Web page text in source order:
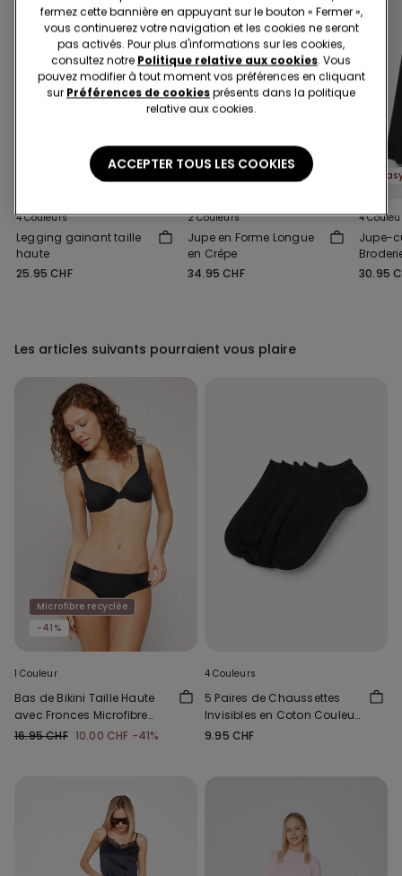
Effet sculptant
4 Couleurs
Legging gainant taille
haute
25.95 CHF
2 Couleurs
Jupe en Forme Longue
en Crêpe
34.95 CHF
4
Jupe-
30.95
Les articles suivants pourraient vous plaire
Microfibre recyclée
-41%
1 Couleur
Bas de Bikini Taille Haute
avec Fronces Microfibre
Recyclée
16.95 CHF 10.00 CHF -41%
4 Couleurs
5 Paires de Chaussettes
Invisibles en Coton Couleur
Unie Unisexe
9.95 CHF
fermez cette bannière en appuyant sur le bouton « Fermer »,
vous continuerez votre navigation et les cookies ne seront
pas activés. Pour plus d'informations sur les cookies,
consultez notre Politique relative aux cookies. Vous
pouvez modifier à tout moment vos préférences en cliquant
sur Préférences de cookiesprésents dans la politique
relative aux cookies.
ACCEPTER TOUS LES COOKIES